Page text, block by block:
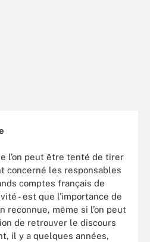
l’on peut être tenté de tirer
concerné les responsables
comptes français de
- est que l’importance de
reconnue, même si l’on peut
de retrouver le discours
il y a quelques années,